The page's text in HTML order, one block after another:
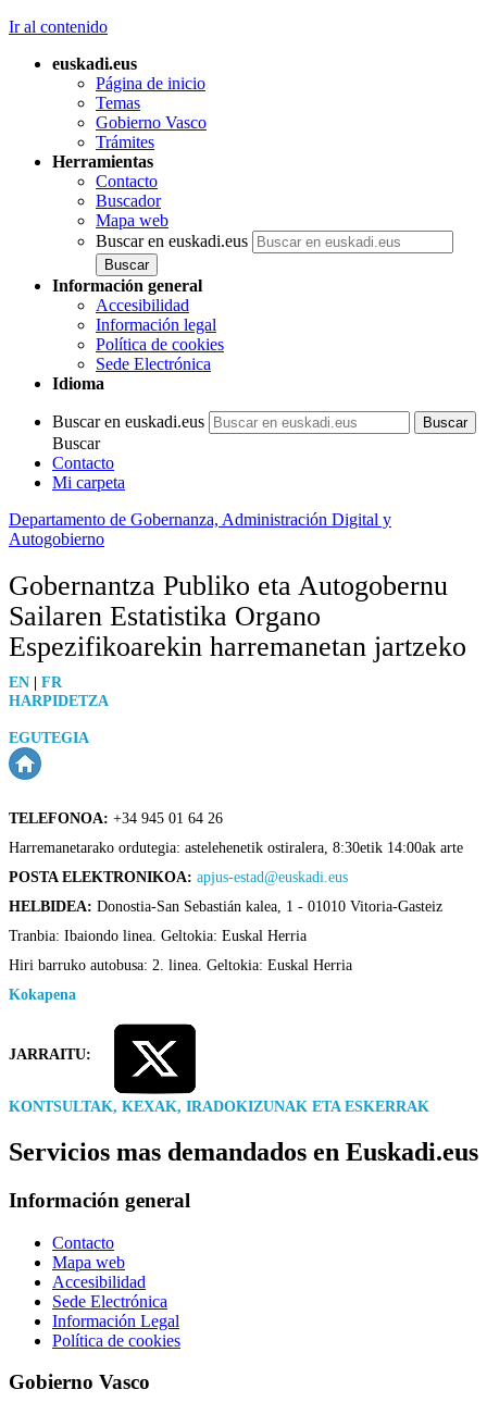
Ir al contenido
euskadi.eus
Página de inicio
Temas
Gobierno Vasco
Trámites
Herramientas
Contacto
Buscador
Mapa web
Buscar en euskadi.eus
Información general
Accesibilidad
Información legal
Política de cookies
Sede Electrónica
Idioma
Buscar en euskadi.eus
Buscar
Contacto
Mi carpeta
Departamento de Gobernanza, Administración Digital y
Autogobierno
Gobernantza Publiko eta Autogobernu
Sailaren Estatistika Organo
Espezifikoarekin harremanetan jartzeko
EN | FR
HARPIDETZA
EGUTEGIA
TELEFONOA: +34 945 01 64 26
Harremanetarako ordutegia: astelehenetik ostiralera, 8:30etik 14:00ak arte
POSTA ELEKTRONIKOA: apjus-estad@euskadi.eus
HELBIDEA: Donostia-San Sebastián kalea, 1 - 01010 Vitoria-Gasteiz
Tranbia: Ibaiondo linea. Geltokia: Euskal Herria
Hiri barruko autobusa: 2. linea. Geltokia: Euskal Herria
Kokapena
JARRAITU:
KONTSULTAK, KEXAK, IRADOKIZUNAK ETA ESKERRAK
Servicios mas demandados en Euskadi.eus
Información general
Contacto
Mapa web
Accesibilidad
Sede Electrónica
Información Legal
Política de cookies
Gobierno Vasco